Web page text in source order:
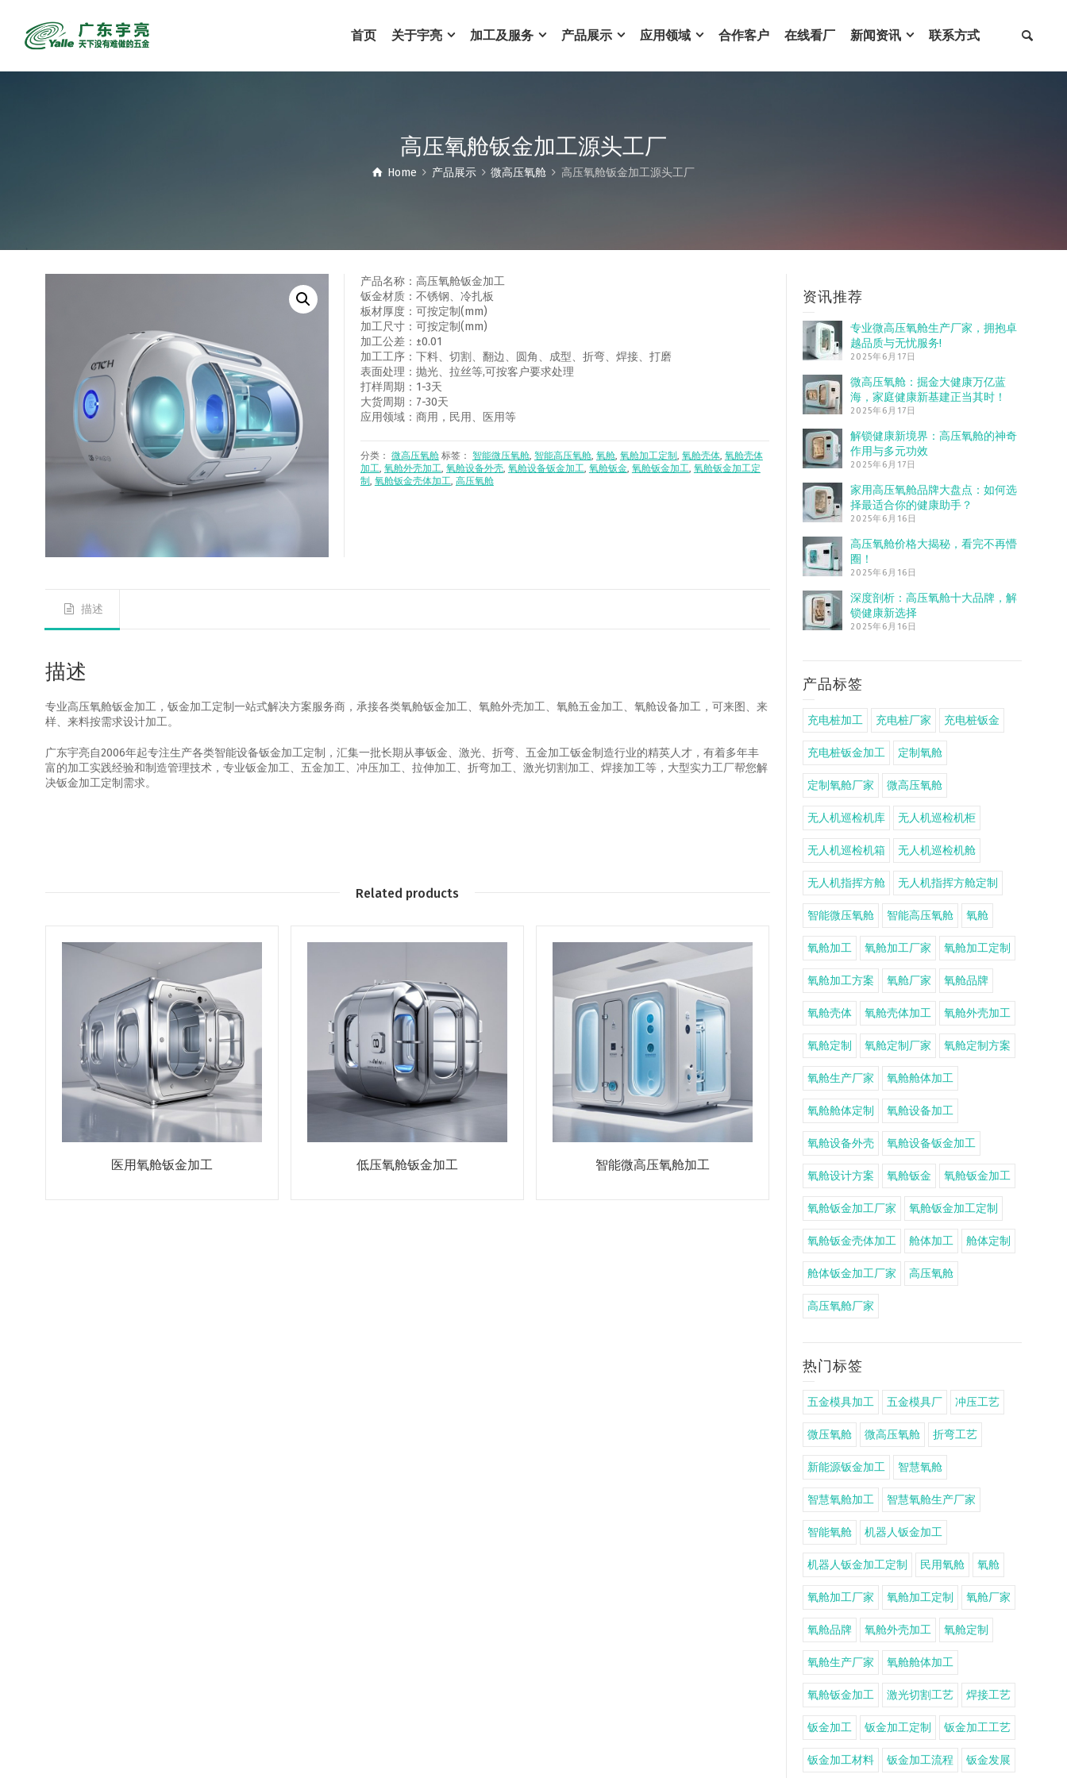
首页 关于宇亮 加工及服务 产品展示 应用领域 合作客户 在线看厂 新闻资讯 联系方式
高压氧舱钣金加工源头工厂
Home 产品展示 微高压氧舱 高压氧舱钣金加工源头工厂
产品名称：高压氧舱钣金加工
钣金材质：不锈钢、冷扎板
板材厚度：可按定制(mm)
加工尺寸：可按定制(mm)
加工公差：±0.01
加工工序：下料、切割、翻边、圆角、成型、折弯、焊接、打磨
表面处理：抛光、拉丝等,可按客户要求处理
打样周期：1-3天
大货周期：7-30天
应用领域：商用，民用、医用等
分类： 微高压氧舱 标签： 智能微压氧舱, 智能高压氧舱, 氧舱, 氧舱加工定制 , 氧舱壳体, 氧舱壳体
加工, 氧舱外壳加工, 氧舱设备外壳, 氧舱设备钣金加工, 氧舱钣金, 氧舱钣金加工, 氧舱钣金加工定
制 , 氧舱钣金壳体加工, 高压氧舱
描述
描述
专业高压氧舱钣金加工，钣金加工定制一站式解决方案服务商，承接各类氧舱钣金加工、氧舱外壳加工、氧舱五金加工、氧舱设备加工，可来图、来
样、来料按需求设计加工。
广东宇亮自2006年起专注生产各类智能设备钣金加工定制，汇集一批长期从事钣金、激光、折弯、五金加工钣金制造行业的精英人才，有着多年丰
富的加工实践经验和制造管理技术，专业钣金加工、五金加工、冲压加工、拉伸加工、折弯加工、激光切割加工、焊接加工等，大型实力工厂帮您解
决钣金加工定制需求。
Related products
医用氧舱钣金加工 低压氧舱钣金加工 智能微高压氧舱加工
资讯推荐
专业微高压氧舱生产厂家，拥抱卓
越品质与无忧服务!
2025年6月17日
微高压氧舱：掘金大健康万亿蓝
海，家庭健康新基建正当其时！
2025年6月17日
解锁健康新境界：高压氧舱的神奇
作用与多元功效
2025年6月17日
家用高压氧舱品牌大盘点：如何选
择最适合你的健康助手？
2025年6月16日
高压氧舱价格大揭秘，看完不再懵
圈！
2025年6月16日
深度剖析：高压氧舱十大品牌，解
锁健康新选择
2025年6月16日
产品标签
充电桩加工 充电桩厂家 充电桩钣金
充电桩钣金加工 定制氧舱
定制氧舱厂家 微高压氧舱
无人机巡检机库 无人机巡检机柜
无人机巡检机箱 无人机巡检机舱
无人机指挥方舱 无人机指挥方舱定制
智能微压氧舱 智能高压氧舱 氧舱
氧舱加工 氧舱加工厂家 氧舱加工定制
氧舱加工方案 氧舱厂家 氧舱品牌
氧舱壳体 氧舱壳体加工 氧舱外壳加工
氧舱定制 氧舱定制厂家 氧舱定制方案
氧舱生产厂家 氧舱舱体加工
氧舱舱体定制 氧舱设备加工
氧舱设备外壳 氧舱设备钣金加工
氧舱设计方案 氧舱钣金 氧舱钣金加工
氧舱钣金加工厂家 氧舱钣金加工定制
氧舱钣金壳体加工 舱体加工 舱体定制
舱体钣金加工厂家 高压氧舱
高压氧舱厂家
热门标签
五金模具加工 五金模具厂 冲压工艺
微压氧舱 微高压氧舱 折弯工艺
新能源钣金加工 智慧氧舱
智慧氧舱加工 智慧氧舱生产厂家
智能氧舱 机器人钣金加工
机器人钣金加工定制 民用氧舱 氧舱
氧舱加工厂家 氧舱加工定制 氧舱厂家
氧舱品牌 氧舱外壳加工 氧舱定制
氧舱生产厂家 氧舱舱体加工
氧舱钣金加工 激光切割工艺 焊接工艺
钣金加工 钣金加工定制 钣金加工工艺
钣金加工材料 钣金加工流程 钣金发展